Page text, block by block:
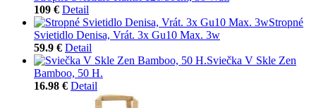
109 € Detail
Stropné
Svietidlo Denisa, Vrát. 3x Gu10 Max. 3w
59.9 € Detail
Sviečka V Skle Zen
Bamboo, 50 H.
16.98 € Detail